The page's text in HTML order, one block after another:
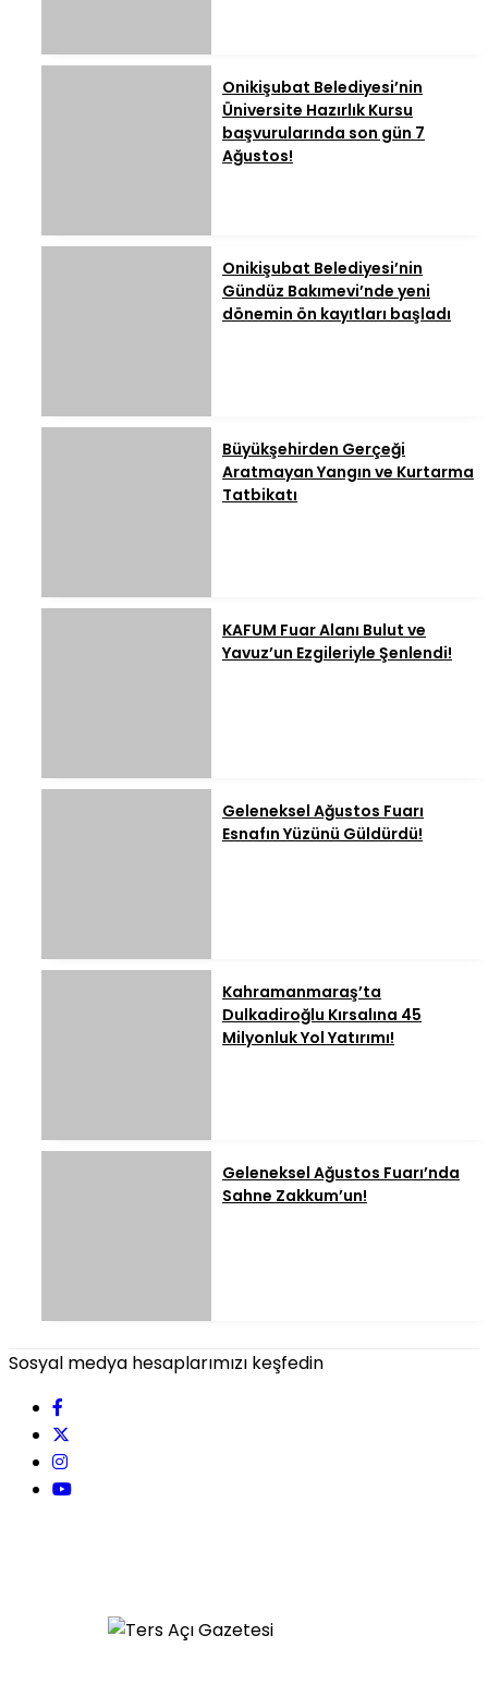
Onikişubat Belediyesi’nin
Üniversite Hazırlık Kursu
başvurularında son gün 7
Ağustos!
Onikişubat Belediyesi’nin
Gündüz Bakımevi’nde yeni
dönemin ön kayıtları başladı
Büyükşehirden Gerçeği
Aratmayan Yangın ve Kurtarma
Tatbikatı
KAFUM Fuar Alanı Bulut ve
Yavuz’un Ezgileriyle Şenlendi!
Geleneksel Ağustos Fuarı
Esnafın Yüzünü Güldürdü!
Kahramanmaraş’ta
Dulkadiroğlu Kırsalına 45
Milyonluk Yol Yatırımı!
Geleneksel Ağustos Fuarı’nda
Sahne Zakkum’un!
Sosyal medya hesaplarımızı keşfedin